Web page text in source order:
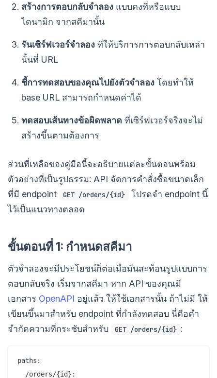
สร้างการตอบกลับจำลอง แบบคงที่หรือแบบ
ไดนามิก จากสคีมานั้น
รันเซิร์ฟเวอร์จำลอง ที่ให้บริการการตอบกลับเหล่า
นั้นที่ URL
ชี้การทดสอบของคุณไปยังตัวจำลอง โดยทำให้
base URL สามารถกำหนดค่าได้
ทดสอบเส้นทางข้อผิดพลาด ที่เซิร์ฟเวอร์จริงจะไม่
สร้างขึ้นตามต้องการ
ส่วนที่เหลือของคู่มือนี้จะอธิบายแต่ละขั้นตอนพร้อม
ตัวอย่างที่เป็นรูปธรรม: API จัดการคำสั่งซื้อขนาดเล็ก
ที่มี endpoint
GET /orders/{id}
โปรดจำ endpoint นี้
ไว้เป็นแนวทางตลอด
ขั้นตอนที่ 1: กำหนดสคีมา
ตัวจำลองจะมีประโยชน์ก็ต่อเมื่อมันสะท้อนรูปแบบการ
ตอบกลับจริง เริ่มจากสคีมา หาก API ของคุณมี
เอกสาร OpenAPI อยู่แล้ว ให้ใช้เอกสารนั้น ถ้าไม่มี ให้
เขียนขึ้นมาสำหรับ endpoint ที่กำลังทดสอบ นี่คือคำ
จำกัดความที่กระชับสำหรับ
GET /orders/{id} :
paths:
  /orders/{id}: